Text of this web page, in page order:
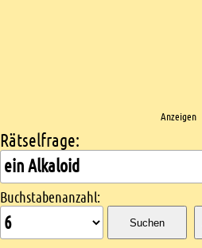
Anzeigen
Kreuzworträtsel suchen
Rätselfrage:
Buchstabenanzahl:
Suchen